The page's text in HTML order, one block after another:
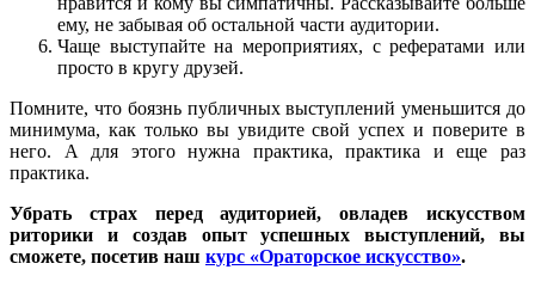
ему, не забывая об остальной части аудитории.
Чаще выступайте на мероприятиях, с рефератами или
просто в кругу друзей.
Помните, что боязнь публичных выступлений уменьшится до
минимума, как только вы увидите свой успех и поверите в
него. А для этого нужна практика, практика и еще раз
практика.
Убрать страх перед аудиторией, овладев искусством
риторики и создав опыт успешных выступлений, вы
сможете, посетив наш курс «Ораторское искусство».